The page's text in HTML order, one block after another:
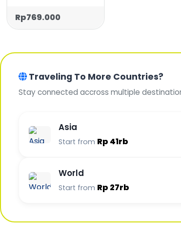
Rp769.000
Traveling To More Countries?
Stay connected accross multiple
Asia
Start from Rp 41rb
World
Start from Rp 27rb